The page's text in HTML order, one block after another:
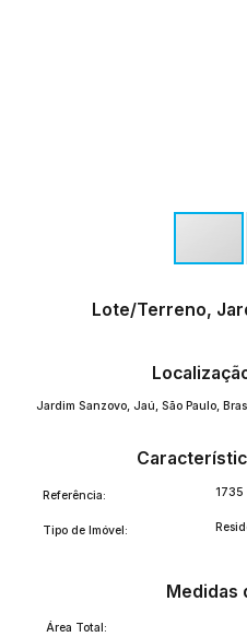
Lote/Terreno,
Jardim Sanzovo, Jaú, São Paulo,
Referência: 1735
Tipo de Imóvel:
Medidas
Área Total: